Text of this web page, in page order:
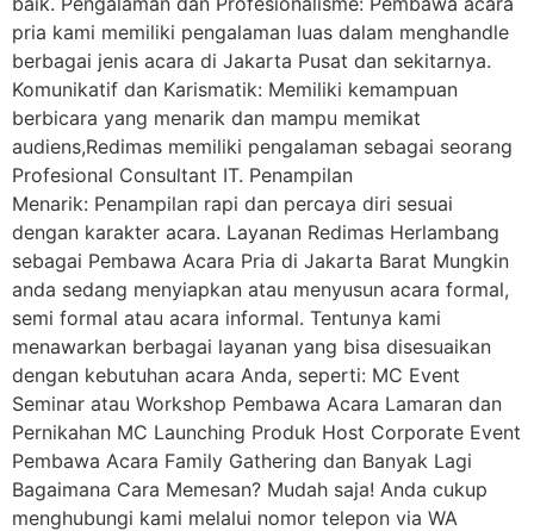
pria kami memiliki pengalaman luas dalam menghandle
berbagai jenis acara di Jakarta Pusat dan sekitarnya.
Komunikatif dan Karismatik: Memiliki kemampuan
berbicara yang menarik dan mampu memikat
audiens,Redimas memiliki pengalaman sebagai seorang
Profesional Consultant IT. Penampilan
Menarik: Penampilan rapi dan percaya diri sesuai
dengan karakter acara. Layanan Redimas Herlambang
sebagai Pembawa Acara Pria di Jakarta Barat Mungkin
anda sedang menyiapkan atau menyusun acara formal,
semi formal atau acara informal. Tentunya kami
menawarkan berbagai layanan yang bisa disesuaikan
dengan kebutuhan acara Anda, seperti: MC Event
Seminar atau Workshop Pembawa Acara Lamaran dan
Pernikahan MC Launching Produk Host Corporate Event
Pembawa Acara Family Gathering dan Banyak Lagi
Bagaimana Cara Memesan? Mudah saja! Anda cukup
menghubungi kami melalui nomor telepon via WA